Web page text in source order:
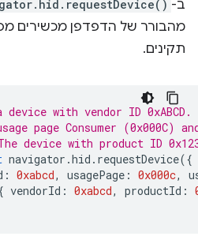
ב-
מהבורר של הדפדפן מכשירים
תקינים.
with vendor ID
page Consumer (0x000C) and
device with product ID
navigator .hid . requestDevice({
: 0xabcd, usagePage : 0x000c,
vendorId : 0xabcd, productId :